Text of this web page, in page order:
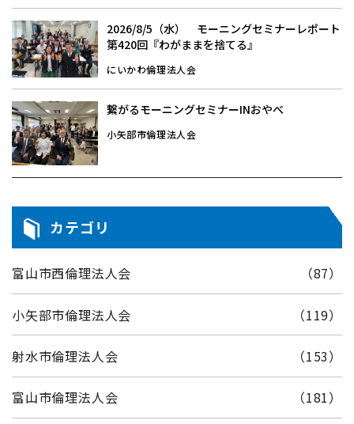
2026/8/5（水） モーニングセミナーレポート
第420回『わがままを捨てる』
にいかわ倫理法人会
繋がるモーニングセミナーINおやべ
小矢部市倫理法人会
カテゴリ
富山市西倫理法人会 （87）
小矢部市倫理法人会 （119）
射水市倫理法人会 （153）
富山市倫理法人会 （181）